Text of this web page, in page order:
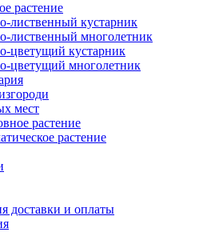
растение
лиственный кустарник
лиственный многолетник
цветущий кустарник
цветущий многолетник
мест
растение
растение
доставки и оплаты